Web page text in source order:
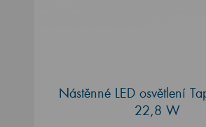
Nástěnné LED osvětlení
22,8 W